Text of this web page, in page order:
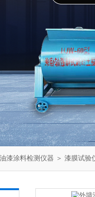
油漆涂料检测仪器 ＞ 漆膜试验